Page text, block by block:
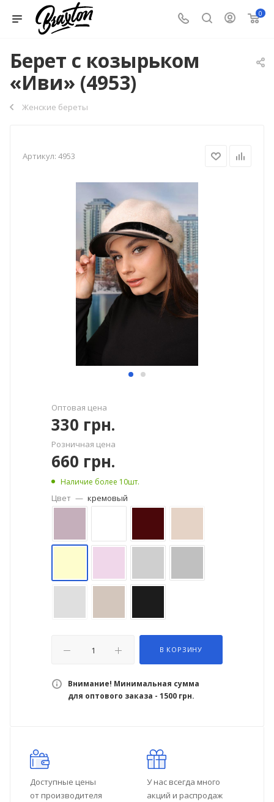
0
Берет с козырьком
«Иви» (4953)
Женские береты
Артикул: 4953
Оптовая цена
330 грн.
Розничная цена
660 грн.
Наличие более 10шт.
Цвет — кремовый
В КОРЗИНУ
Внимание! Минимальная сумма
для оптового заказа - 1500 грн.
Доступные цены
от производителя
У нас всегда много
акций и распродаж